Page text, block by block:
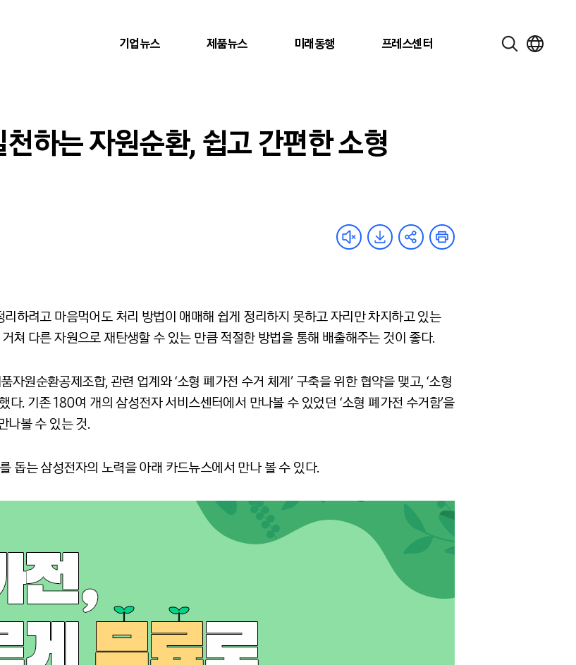
기업뉴스 제품뉴스 미래동행 프레스센터
하는 자원순환, 쉽고 간편한 소형
리하려고 마음먹어도 처리 방법이 애매해 쉽게 정리하지 못하고 자리만 차지하고 있는
쳐 다른 자원으로 재탄생할 수 있는 만큼 적절한 방법을 통해 배출해주는 것이 좋다.
자원순환공제조합, 관련 업계와‘소형 폐가전 수거 체계’ 구축을 위한 협약을 맺고, ‘소형
다. 기존180여 개의 삼성전자 서비스센터에서 만나볼 수 있었던 ‘소형 폐가전 수거함’을
나볼 수 있는 것.
돕는 삼성전자의 노력을 아래 카드뉴스에서 만나 볼 수 있다.